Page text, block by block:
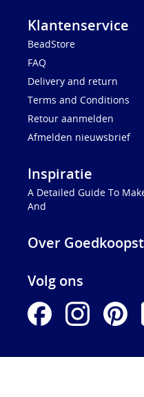
Klantenservice
BeadStore
FAQ
Delivery and return
Terms and Conditions
Retour aanmelden
Afmelden nieuwsbrief
Inspiratie
A Detailed Guide To
And
Over
Volg ons